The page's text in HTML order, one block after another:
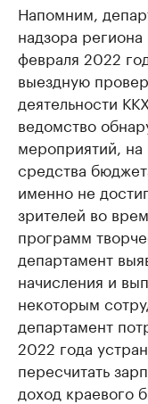
Напомним,
надзора
февраля 2022
выездную
деятельности
ведомство
мероприятий,
средства
именно не
зрителей во
программ
департамент
начисления и
некоторым
департамент
2022 года
пересчитать
доход краевого